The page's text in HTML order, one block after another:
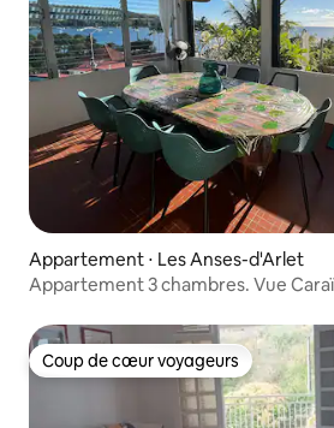
Appartement ⋅ Les Anses-d'Arlet
Appartement 3 chambres. Vue
Coup de cœur voyageurs
Coup de cœur voyageurs